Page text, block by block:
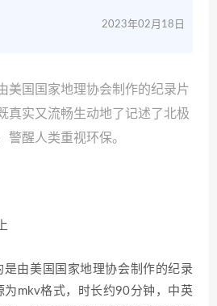
2023年02月18日
美国国家地理协会制作的纪录片
真实又流畅生动地了记述了北极
警醒人类重视环保。
是由美国国家地理协会制作的纪录
为mkv格式，时长约90分钟，中英